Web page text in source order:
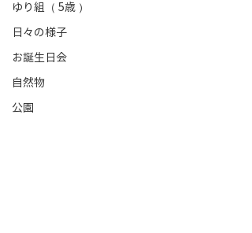
ゆり組（ 5歳 ）
日々の様子
お誕生日会
自然物
公園